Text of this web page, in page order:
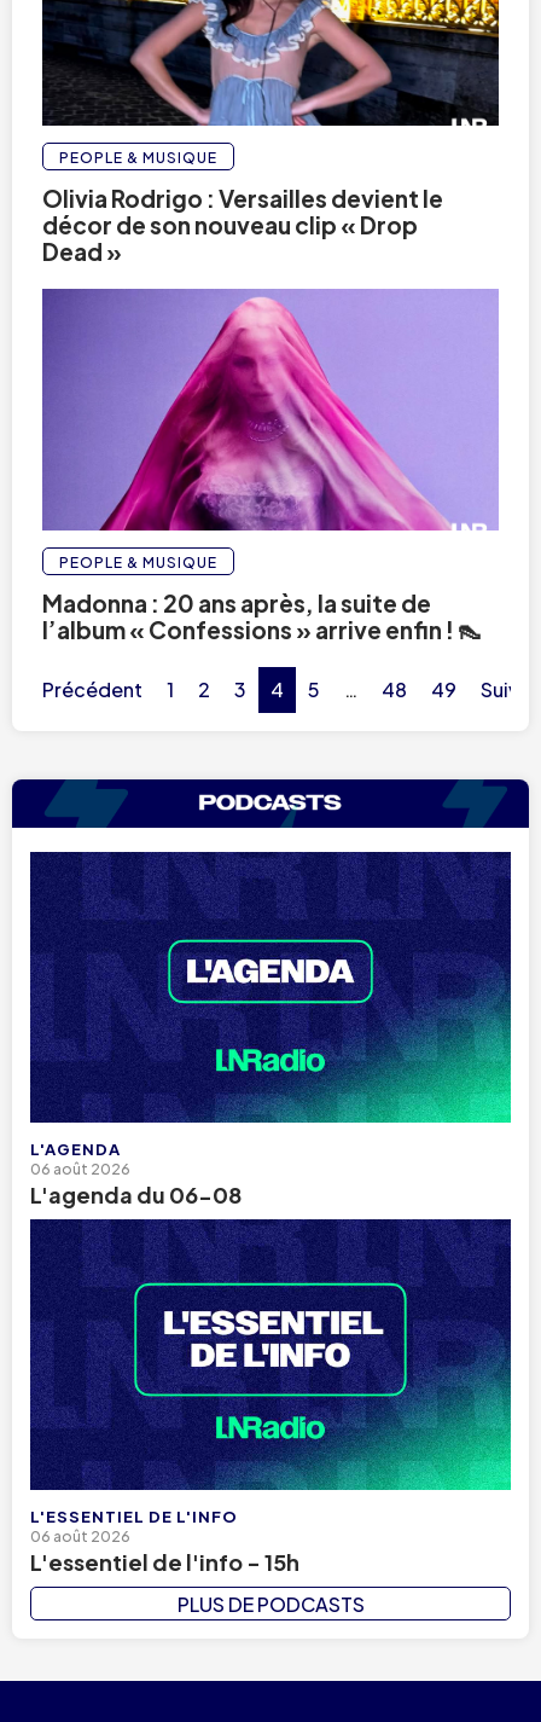
PEOPLE & MUSIQUE
Olivia Rodrigo : Versailles devient le
décor de son nouveau clip « Drop
Dead »
PEOPLE & MUSIQUE
Madonna : 20 ans après, la suite de
l’album « Confessions » arrive enfin ! 👠
Précédent 1 2 3 4 5 … 48 49
L'AGENDA
06 août 2026
L'agenda du 06-08
L'ESSENTIEL DE L'INFO
06 août 2026
L'essentiel de l'info - 15h
PLUS DE PODCASTS